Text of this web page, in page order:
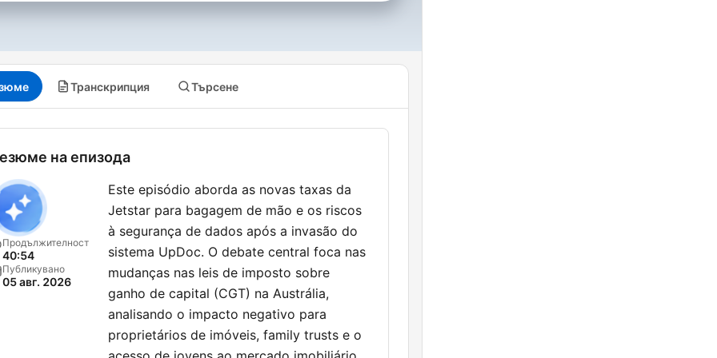
Транскрипция Търсене
на епизода
Продължителност
40:54
Публикувано
05 авг. 2026
Este episódio aborda as novas taxas da
Jetstar para bagagem de mão e os riscos
à segurança de dados após a invasão do
sistema UpDoc. O debate central foca nas
mudanças nas leis de imposto sobre
ganho de capital (CGT) na Austrália,
analisando o impacto negativo para
proprietários de imóveis, family trusts e o